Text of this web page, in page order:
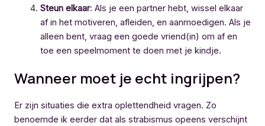
Steun elkaar: Als je een partner hebt, wissel elkaar
af in het motiveren, afleiden, en aanmoedigen. Als je
alleen bent, vraag een goede vriend(in) om af en
toe een speelmoment te doen met je kindje.
Wanneer moet je echt ingrijpen?
Er zijn situaties die extra oplettendheid vragen. Zo
benoemde ik eerder dat als strabismus opeens verschijnt